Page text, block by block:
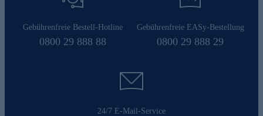
Gebührenfreie Bestell-Hotline
0800 29 888 88
Gebührenfreie EASy-Bestellung
0800 29 888 29
24/7 E-Mail-Service